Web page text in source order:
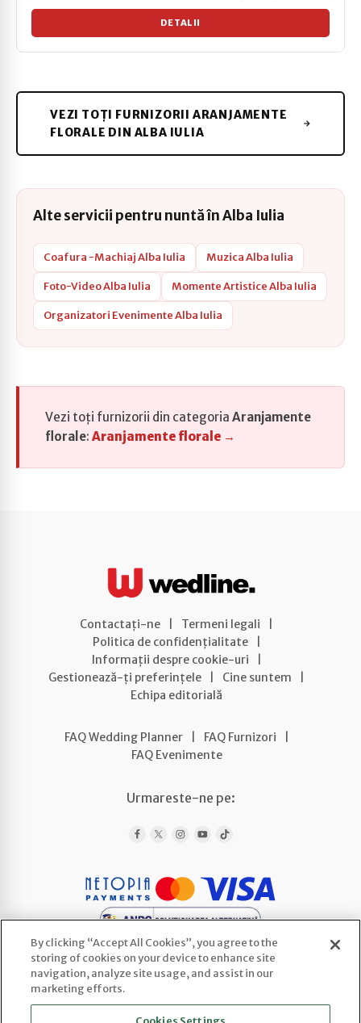
DETALII
VEZI TOȚI FURNIZORII ARANJAMENTE
FLORALE DIN ALBA IULIA
Alte servicii pentru nuntă în Alba Iulia
Coafura -Machiaj Alba Iulia Muzica Alba Iulia
Foto-Video Alba Iulia Momente Artistice Alba Iulia
Organizatori Evenimente Alba Iulia
Vezi toți furnizorii din categoria Aranjamente
florale: Aranjamente florale →
Contactați-ne Termeni legali
Politica de confidențialitate
Informații despre cookie-uri
Gestionează-ți preferințele
Cine suntem
Echipa editorială
FAQ Wedding Planner FAQ Furnizori
FAQ Evenimente
Urmareste-ne pe:
WEDLINE AGENCY SRL
By clicking “Accept All Cookies”, you agree to the
storing of cookies on your device to enhance site
navigation, analyze site usage, and assist in our
marketing efforts.